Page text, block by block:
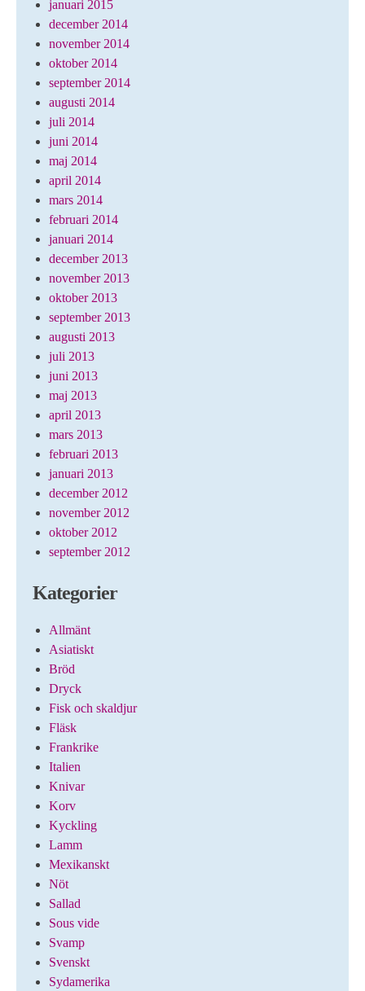
januari 2015
december 2014
november 2014
oktober 2014
september 2014
augusti 2014
juli 2014
juni 2014
maj 2014
april 2014
mars 2014
februari 2014
januari 2014
december 2013
november 2013
oktober 2013
september 2013
augusti 2013
juli 2013
juni 2013
maj 2013
april 2013
mars 2013
februari 2013
januari 2013
december 2012
november 2012
oktober 2012
september 2012
Kategorier
Allmänt
Asiatiskt
Bröd
Dryck
Fisk och skaldjur
Fläsk
Frankrike
Italien
Knivar
Korv
Kyckling
Lamm
Mexikanskt
Nöt
Sallad
Sous vide
Svamp
Svenskt
Sydamerika